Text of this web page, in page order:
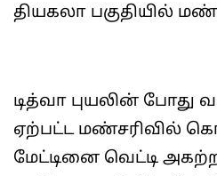
தியகலா பகுதியில்
டித்வா புயலின் போது
ஏற்பட்ட மண்சரிவில்
மேட்டினை வெட்டி